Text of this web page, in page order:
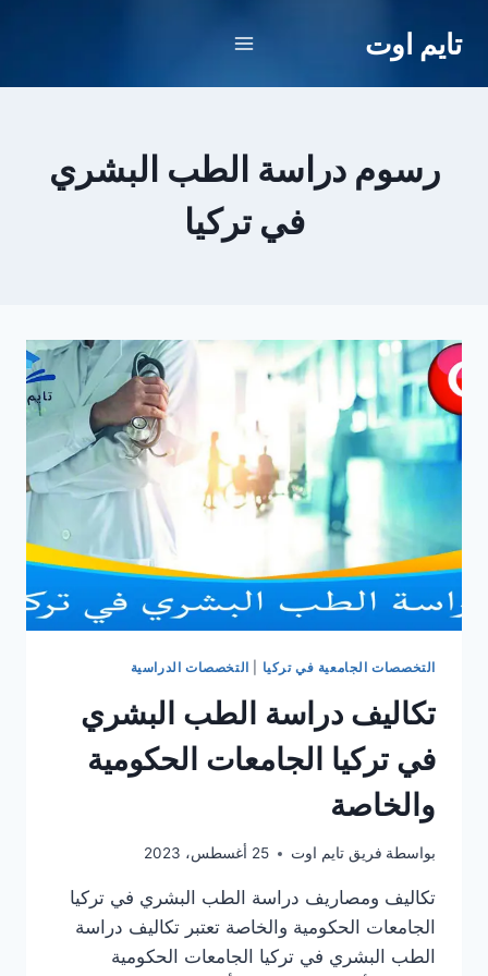
تايم اوت
رسوم دراسة الطب البشري
في تركيا
التخصصات الجامعية في تركيا التخصصات الدراسية
تكاليف دراسة الطب البشري
في تركيا الجامعات الحكومية
والخاصة
بواسطة فريق تايم اوت 25 أغسطس، 2023
تكاليف ومصاريف دراسة الطب البشري في تركيا
الجامعات الحكومية والخاصة تعتبر تكاليف دراسة
الطب البشري في تركيا الجامعات الحكومية